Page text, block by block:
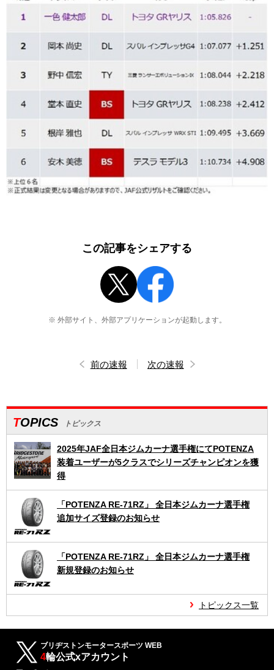
この記事をシェアする
※ 外部サイト、外部アプリケーションが起動します。
前の速報 次の速報
TOPICS トピックス
2025年JAF全日本ジムカーナ選手権にてPOTENZA
装着ユーザーが5クラスでシリーズチャンピオンを獲
得
「POTENZA RE-71RZ」 全日本ジムカーナ選手権
追加サイズ登録のお知らせ
「POTENZA RE-71RZ」 全日本ジムカーナ選手権
新規登録のお知らせ
トピックス一覧
ブリヂストンモータースポーツ WEB
4輪公式xアカウント